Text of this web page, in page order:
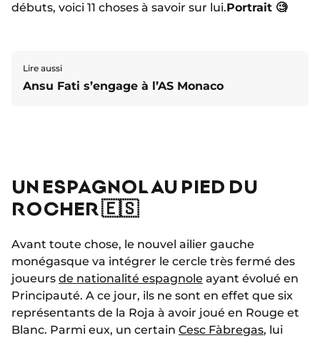
débuts, voici 11 choses à savoir sur lui.Portrait 🧐
Lire aussi
Ansu Fati s’engage à l’AS Monaco
UN ESPAGNOL AU PIED DU
ROCHER 🇪🇸
Avant toute chose, le nouvel ailier gauche
monégasque va intégrer le cercle très fermé des
joueurs de nationalité espagnole ayant évolué en
Principauté. A ce jour, ils ne sont en effet que six
représentants de la Roja à avoir joué en Rouge et
Blanc. Parmi eux, un certain Cesc Fàbregas, lui